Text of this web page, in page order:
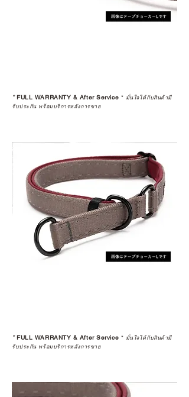
*FULL WARRANTY & After Service * มั่นใจได้กับสินค้ามี
รับประกัน พร้อมบริการหลังการขาย
*FULL WARRANTY & After Service * มั่นใจได้กับสินค้ามี
รับประกัน พร้อมบริการหลังการขาย